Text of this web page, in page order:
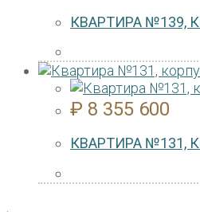
КВАРТИРА №139,
₽ 8 355 600
КВАРТИРА №131,
.